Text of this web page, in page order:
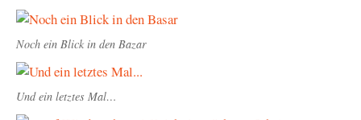
Noch ein Blick in den Bazar
Und ein letztes Mal…